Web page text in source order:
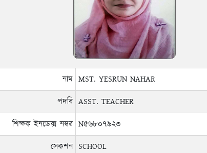
নাম MST. YESRUN NAHAR
পদবি ASST. TEACHER
শিক্ষক ইনডেক্স নম্বর N৫৬৮০৭৯২৩
সেকশন SCHOOL